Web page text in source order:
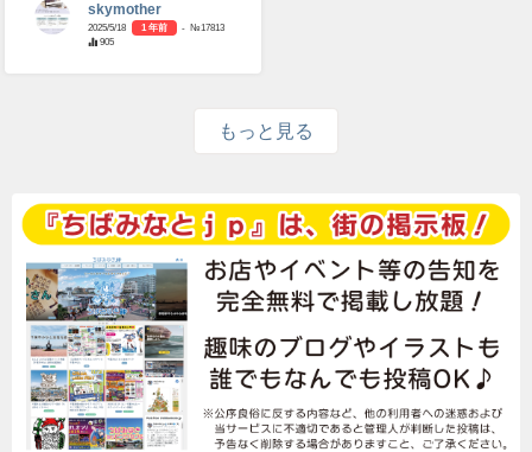
skymother
2025/5/18 1 年前
- №17813
905
もっと見る